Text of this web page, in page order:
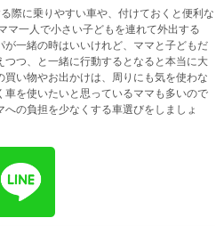
際に乗りやすい車や、付けておくと便利な
マ一人で小さい子どもを連れて外出する
一緒の時はいいけれど、ママと子どもだ
つ、と一緒に行動するとなると本当に大
い物やお出かけは、周りにも気を使わな
車を使いたいと思っているママも多いので
の負担を少なくする車選びをしましょ